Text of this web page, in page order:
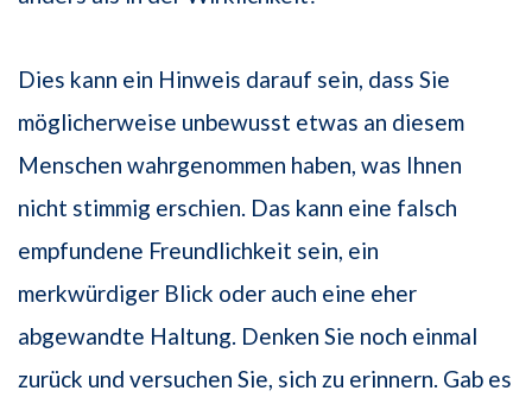
Dies kann ein Hinweis darauf sein, dass Sie
möglicherweise unbewusst etwas an diesem
Menschen wahrgenommen haben, was Ihnen
nicht stimmig erschien. Das kann eine falsch
empfundene Freundlichkeit sein, ein
merkwürdiger Blick oder auch eine eher
abgewandte Haltung. Denken Sie noch einmal
zurück und versuchen Sie, sich zu erinnern. Gab es